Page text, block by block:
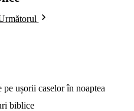
pe ușorii caselor în noaptea
biblice